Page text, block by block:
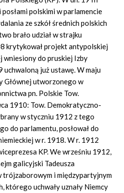
polskimi w parlamencie
ze szkół średnich polskich
brało udział w strajku
krytykował projekt antypolskiej
wniesiony do pruskiej Izby
uchwaloną już ustawę. W maju
Głównej utworzonego w
pn. Polskie Tow.
1910: Tow. Demokratyczno-
w styczniu 1912 z tego
do parlamentu, posłował do
w r. 1918. W r. 1912
KP. We wrześniu 1912,
galicyjski Tadeusza
trójzaborowym i międzypartyjnym
którego uchwały uznały Niemcy